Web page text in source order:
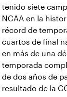
tenido siete
NCAA en la
récord de
cuartos de final
en más de una
temporada
de dos años de
resultado de la